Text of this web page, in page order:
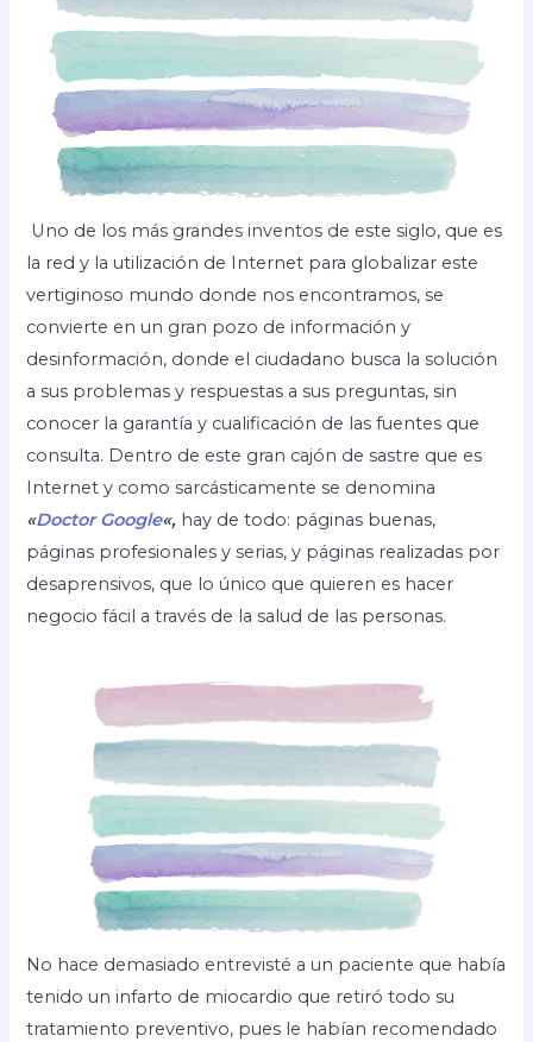
Uno de los más grandes inventos de este siglo, que es
la red y la utilización de Internet para globalizar este
vertiginoso mundo donde nos encontramos, se
convierte en un gran pozo de información y
desinformación, donde el ciudadano busca la solución
a sus problemas y respuestas a sus preguntas, sin
conocer la garantía y cualificación de las fuentes que
consulta. Dentro de este gran cajón de sastre que es
Internet y como sarcásticamente se denomina
«Doctor Google«, hay de todo: páginas buenas,
páginas profesionales y serias, y páginas realizadas por
desaprensivos, que lo único que quieren es hacer
negocio fácil a través de la salud de las personas.
No hace demasiado entrevisté a un paciente que había
tenido un infarto de miocardio que retiró todo su
tratamiento preventivo, pues le habían recomendado